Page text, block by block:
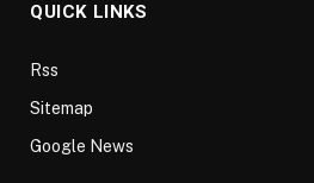
QUICK LINKS
Rss
Sitemap
Google News